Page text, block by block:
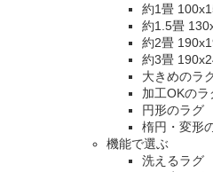
約1畳
約1.5畳
約2畳
約3畳
大きめのラ
加工OKのラ
円形のラグ
楕円・変形
機能で選ぶ
洗えるラグ